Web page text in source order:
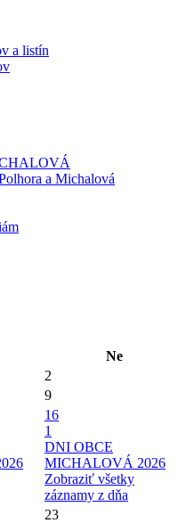
a listín
a Michalová
Ne
2
9
16
1
DNI OBCE
MICHALOVÁ 2026
Zobraziť všetky
záznamy z dňa
23